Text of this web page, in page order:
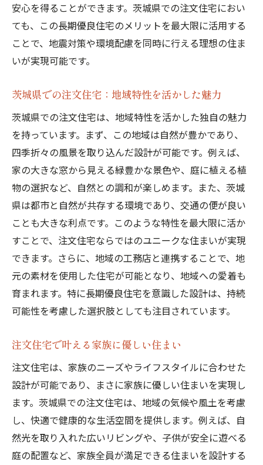
現地視察で確認すべき重要ポイント
理想の注文住宅実現のための設計と施工のポイ
ント
お客様のライフスタイルを反映した設計プ
ラン
茨城県ならではのデザインアイデア
工期と予算のバランスを取る方法
最新の建築技術を活用した快適住宅
施工前に確認したい契約内容のチェックリ
スト
茨城県での注文住宅建設で失敗しないための注
意点
事前に知っておくべき契約の落とし穴
設計時に注意すべき家事動線と間取りの工
夫
施工中に見落としがちな品質管理ポイント
予算オーバーを防ぐためのコスト管理術
アフターサービスの充実度を確認しよう
長期優良住宅を選ぶことで得られる生活の質向
上
快適な室内環境がもたらす健康への効果
光熱費を抑える省エネ性能の魅力
安心を得ることができます。茨城県での注文住宅におい
ても、この長期優良住宅のメリットを最大限に活用する
ことで、地震対策や環境配慮を同時に行える理想の住ま
いが実現可能です。
茨城県での注文住宅：地域特性を活かした魅力
茨城県での注文住宅は、地域特性を活かした独自の魅力
を持っています。まず、この地域は自然が豊かであり、
四季折々の風景を取り込んだ設計が可能です。例えば、
家の大きな窓から見える緑豊かな景色や、庭に植える植
物の選択など、自然との調和が楽しめます。また、茨城
県は都市と自然が共存する環境であり、交通の便が良い
ことも大きな利点です。このような特性を最大限に活か
すことで、注文住宅ならではのユニークな住まいが実現
できます。さらに、地域の工務店と連携することで、地
元の素材を使用した住宅が可能となり、地域への愛着も
育まれます。特に長期優良住宅を意識した設計は、持続
可能性を考慮した選択肢としても注目されています。
注文住宅で叶える家族に優しい住まい
注文住宅は、家族のニーズやライフスタイルに合わせた
設計が可能であり、まさに家族に優しい住まいを実現し
ます。茨城県での注文住宅は、地域の気候や風土を考慮
し、快適で健康的な生活空間を提供します。例えば、自
然光を取り入れた広いリビングや、子供が安全に遊べる
庭の配置など、家族全員が満足できる住まいを設計する